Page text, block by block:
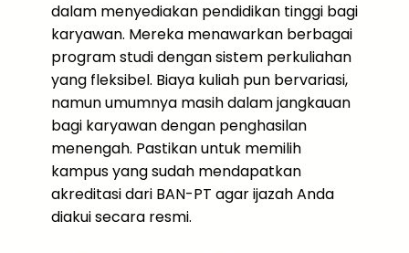
dalam menyediakan pendidikan tinggi bagi
karyawan. Mereka menawarkan berbagai
program studi dengan sistem perkuliahan
yang fleksibel. Biaya kuliah pun bervariasi,
namun umumnya masih dalam jangkauan
bagi karyawan dengan penghasilan
menengah. Pastikan untuk memilih
kampus yang sudah mendapatkan
akreditasi dari BAN-PT agar ijazah Anda
diakui secara resmi.